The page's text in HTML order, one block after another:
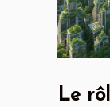
Le